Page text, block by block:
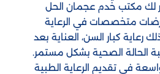
لك مكتب خدم عجمان الحل
متخصصات في الرعاية
رعاية كبار السن، العناية بعد
الحالة الصحية بشكل مستمر.
في تقديم الرعاية الطبية